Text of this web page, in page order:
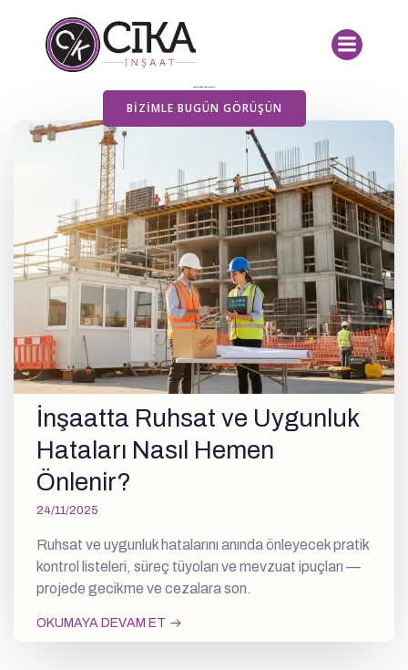
BIZIMLE BUGÜN GÖRÜŞÜN
Yayımlanan Yazılarımız
İnşaatta Ruhsat ve Uygunluk
Hataları Nasıl Hemen
Önlenir?
24/11/2025
Ruhsat ve uygunluk hatalarını anında önleyecek pratik
kontrol listeleri, süreç tüyoları ve mevzuat ipuçları —
projede gecikme ve cezalara son.
OKUMAYA DEVAM ET